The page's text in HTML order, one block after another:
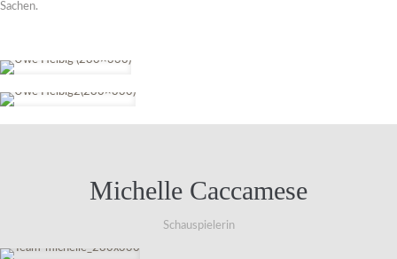
Sachen.
Michelle Caccamese
Schauspielerin